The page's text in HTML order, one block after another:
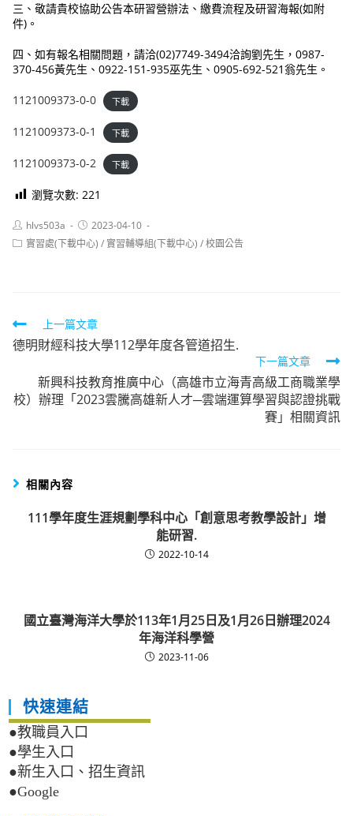
三、敬請貴校協助公告本研習營辦法、繳費流程及研習海報(如附
件)。
四、如有報名相關問題，請洽(02)7749-3494洽詢劉先生，0987-
370-456黃先生、0922-151-935巫先生、0905-692-521翁先生。
1121009373-0-0 下載
1121009373-0-1 下載
1121009373-0-2 下載
瀏覽次數: 221
Post
author:
hlvs503a
Post
published:
2023-04-10
Post實習處(下載中心) / 實習輔導組(下載中心) /校園公告
Read
more
articles
上一篇文章
德明財經科技大學112學年度各管道招生.
下一篇文章
新興科技教育推廣中心（高雄市立海青高級工商職業學
校）辦理「2023雲騰高雄新人才─雲端運算學習與認證挑戰
賽」相關資訊
相關內容
111學年度生涯規劃學科中心「創意思考教學設計」增
能研習.
2022-10-14
國立臺灣海洋大學於113年1月25日及1月26日辦理2024
年海洋科學營
2023-11-06
快速連結
●教職員入口
●學生入口
●新生入口、招生資訊
●Google